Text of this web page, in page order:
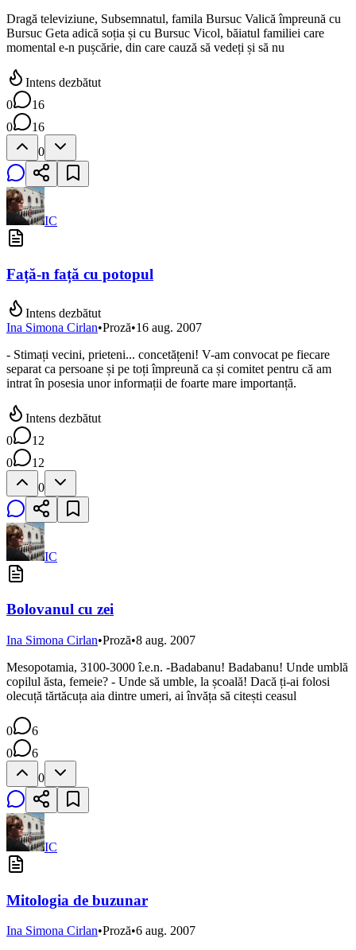
Dragă televiziune, Subsemnatul, famila Bursuc Valică împreună cu
Bursuc Geta adică soția și cu Bursuc Vicol, băiatul familiei care
momental e-n pușcărie, din care cauză să vedeți și să nu
Intens dezbătut
0
16
0
16
0
IC
Față-n față cu potopul
Intens dezbătut
Ina Simona Cirlan•Proză•16 aug. 2007
- Stimați vecini, prieteni... concetățeni! V-am convocat pe fiecare
separat ca persoane și pe toți împreună ca și comitet pentru că am
intrat în posesia unor informații de foarte mare importanță.
Intens dezbătut
0
12
0
12
0
IC
Bolovanul cu zei
Ina Simona Cirlan•Proză•8 aug. 2007
Mesopotamia, 3100-3000 î.e.n. -Badabanu! Badabanu! Unde umblă
copilul ăsta, femeie? - Unde să umble, la școală! Dacă ți-ai folosi
olecuță tărtăcuța aia dintre umeri, ai învăța să citești ceasul
0
6
0
6
0
IC
Mitologia de buzunar
Ina Simona Cirlan•Proză•6 aug. 2007